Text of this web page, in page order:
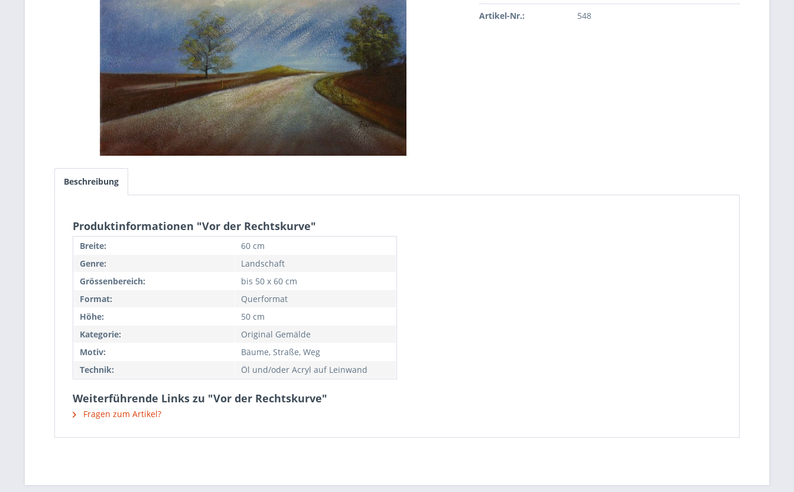
Artikel-Nr.: 548
Beschreibung
Produktinformationen "Vor der Rechtskurve"
Breite:
60 cm
Genre:
Landschaft
Grössenbereich:
bis 50 x 60 cm
Format:
Querformat
Höhe:
50 cm
Kategorie:
Original Gemälde
Motiv:
Bäume, Straße, Weg
Technik:
Öl und/oder Acryl auf Leinwand
Weiterführende Links zu "Vor der Rechtskurve"
Fragen zum Artikel?